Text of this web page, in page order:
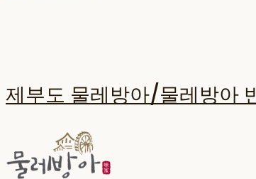
제부도 물레방아/물레방아